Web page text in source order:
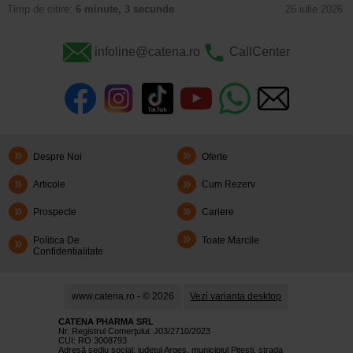
Timp de citire: 6 minute, 3 secunde 26 iulie 2026
infoline@catena.ro CallCenter
Despre Noi Oferte
Articole Cum Rezerv
Prospecte Cariere
Politica De
Confidentialitate
Toate Marcile
www.catena.ro - © 2026 Vezi varianta desktop
CATENA PHARMA SRL
Nr. Registrul Comerţului: J03/2710/2023
CUI: RO 3008793
Adresă sediu social: judetul Argeş, municipiul Piteşti, strada